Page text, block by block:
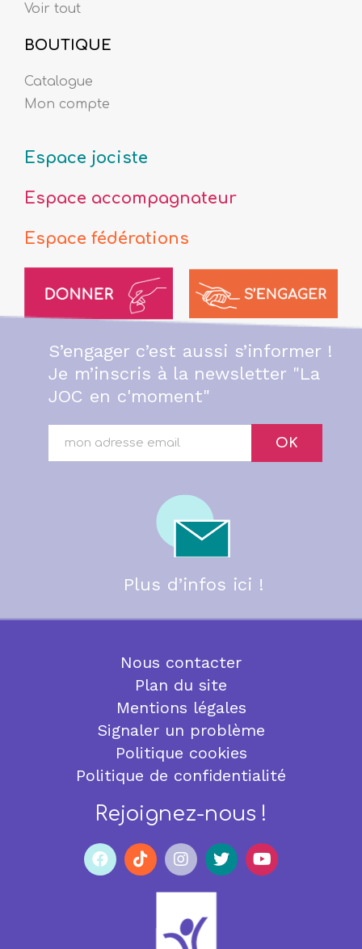
Voir tout
BOUTIQUE
Catalogue
Mon compte
Espace jociste
Espace accompagnateur
Espace fédérations
S’engager c’est aussi s’informer !
Je m’inscris à la newsletter "La
JOC en c'moment"
OK
Plus d’infos ici !
Nous contacter
Plan du site
Mentions légales
Signaler un problème
Politique cookies
Politique de confidentialité
Rejoignez-nous !